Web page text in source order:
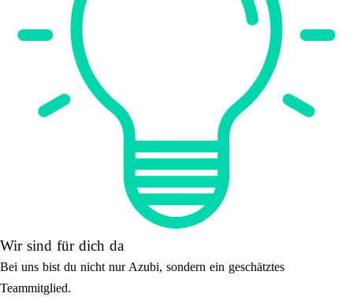
Wir sind für dich da
Bei uns bist du nicht nur Azubi, sondern ein geschätztes
Teammitglied.